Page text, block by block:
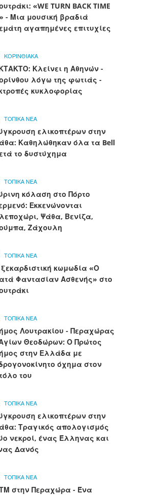
«WE TURN BACK TIME
- Μια μουσική βραδιά
αγαπημένες επιτυχίες
ΚΟΡΙΝΘΙΑΚΑ
Κλείνει η Αθηνών -
λόγω της φωτιάς -
κυκλοφορίας
ΤΟΠΙΚΑ ΝΕΑ
ελικοπτέρων στην
Καθηλώθηκαν όλα τα Bell
το δυστύχημα
ΤΟΠΙΚΑ ΝΕΑ
κόλαση στο Πόρτο
Εκκενώνονται
Ψάθα, Βενίζα,
Ζάχουλη
ΤΟΠΙΚΑ ΝΕΑ
κωμωδία «Ο
Φαντασίαν Ασθενής» στο
ΤΟΠΙΚΑ ΝΕΑ
Λουτρακίου - Περαχώρας
Θεοδώρων: Ο Πρώτος
στην Ελλάδα με
όχημα στον
του
ΤΟΠΙΚΑ ΝΕΑ
ελικοπτέρων στην
Τραγικός απολογισμός
νεκροί, ένας Έλληνας και
Δανός
ΤΟΠΙΚΑ ΝΕΑ
στην Περαχώρα - Ένα